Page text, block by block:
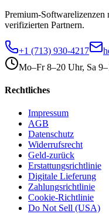
Premium-
verifizierten Partnern.
+1 (713) 930-4217
Mo–Fr 8–20 Uhr, Sa
Rechtliches
Impressum
AGB
Datenschutz
Widerrufsrecht
Geld-zurück
Erstattungsrichtlinie
Digitale Lieferung
Zahlungsrichtlinie
Cookie-Richtlinie
Do Not Sell (USA)